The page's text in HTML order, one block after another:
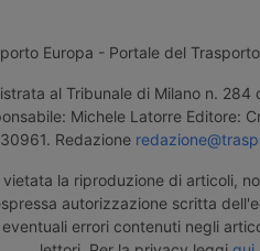
Europa - Portale del
al Tribunale di Milano n.
Michele Latorre Editore:
Redazione
la riproduzione di articoli,
autorizzazione scritta
errori contenuti negli